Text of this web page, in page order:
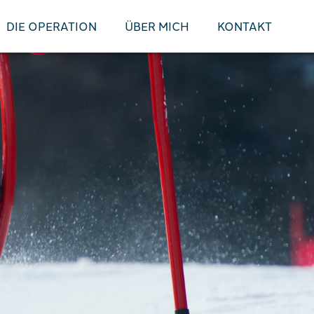
DIE OPERATION ÜBER MICH KONTAKT